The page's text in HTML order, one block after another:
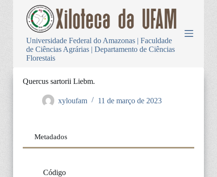
Universidade Federal do Amazonas | Faculdade
de Ciências Agrárias | Departamento de Ciências
Florestais
Quercus sartorii Liebm.
xyloufam 11 de março de 2023
Metadados
Código